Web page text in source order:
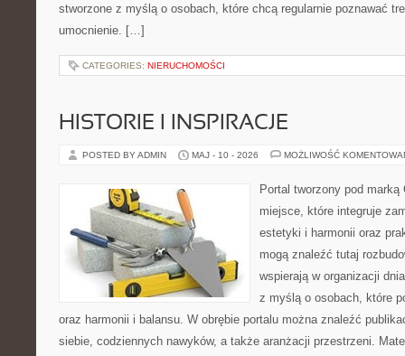
stworzone z myślą o osobach, które chcą regularnie poznawać
umocnienie. […]
CATEGORIES: NIERUCHOMOŚCI
HISTORIE I INSPIRACJE
POSTED BY ADMIN MAJ - 10 - 2026 MOŻLIWOŚĆ
Portal tworzony pod
miejsce, które integruje
estetyki i harmonii oraz
mogą znaleźć tutaj
wspierają w organizacji
z myślą o osobach, które
oraz harmonii i balansu. W obrębie portalu można znaleźć
siebie, codziennych nawyków, a także aranżacji przestrzeni.